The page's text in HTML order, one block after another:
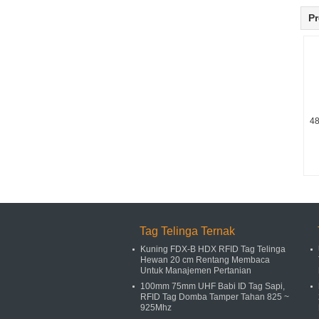
Tag Telinga Ternak
Kuning FDX-B HDX RFID Tag Telinga
Hewan 20 cm Rentang Membaca
Untuk Manajemen Pertanian
100mm 75mm UHF Babi ID Tag Sapi,
RFID Tag Domba Tamper Tahan 825 ~
925Mhz